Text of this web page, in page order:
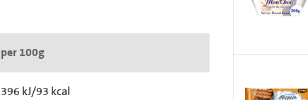
per 100g
396 kJ/93 kcal